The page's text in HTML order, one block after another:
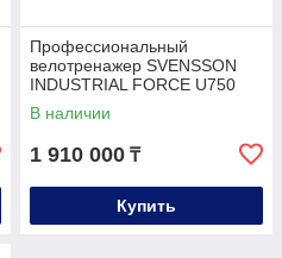
Профессиональный
велотренажер SVENSSON
INDUSTRIAL FORCE U750
LX.
В наличии
1 910 000 ₸
Купить